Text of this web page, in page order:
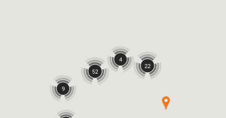
52
4
22
9